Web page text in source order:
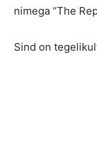
nimega “The
Sind on